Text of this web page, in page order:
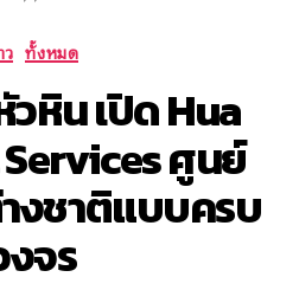
ว ทั้งหมด
หิน เปิด Hua
ศูนย์
งชาติแบบครบ
จร